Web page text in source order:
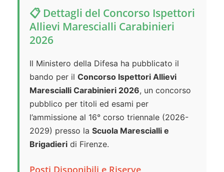
📋 Dettagli del Concorso Ispettori
Allievi Marescialli Carabinieri
2026
Il Ministero della Difesa ha pubblicato il
bando per il Concorso Ispettori Allievi
Marescialli Carabinieri 2026, un concorso
pubblico per titoli ed esami per
l’ammissione al 16° corso triennale (2026-
2029) presso la Scuola Marescialli e
Brigadieri di Firenze.
Posti Disponibili e Riserve